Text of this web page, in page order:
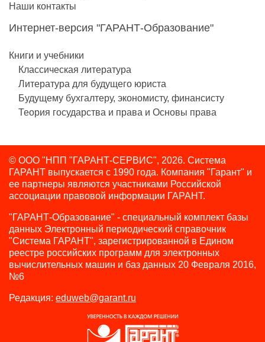
Наши контакты
Интернет-версия "ГАРАНТ-Образование"
Книги и учебники
Классическая литература
Литература для будущего юриста
Будущему бухгалтеру, экономисту, финансисту
Теория государства и права и Основы права
© ООО "НПП "ГАРАНТ-СЕРВИС", 2026. Система
ГАРАНТ выпускается с 1990 года. Компания "Гарант" и
ее партнеры являются участниками Российской
ассоциации правовой информации ГАРАНТ.
"ГАРАНТ-Образование" - специальный комплект базы
данных Электронный периодический справочник
"Система ГАРАНТ", зарегистрированной в Едином
реестре российских программ для электронных
вычислительных машин и баз данных 20 Февраля 2016,
№6
Редакция: eduweb@garant.ru